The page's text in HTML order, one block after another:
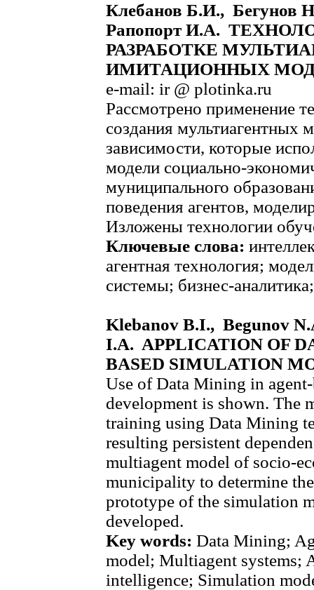
Клебанов Б.И.,
Рапопорт И.А.
РАЗРАБОТКЕ
ИМИТАЦИОННЫХ
e-mail: ir @ plotinka.ru
Рассмотрено применение
создания мультиагентных
зависимости, которые
модели социально-
муниципального
поведения агентов,
Изложены технологии
Ключевые слова:
агентная технология;
системы; бизнес-
Klebanov B.I., Begunov
I.A. APPLICATION OF
BASED SIMULATION
Use of Data Mining in
development is shown. The
training using Data Mining
resulting persistent
multiagent model of socio-
municipality to determine
prototype of the simulation
developed.
Key words: Data Mining;
model; Multiagent systems;
intelligence; Simulation